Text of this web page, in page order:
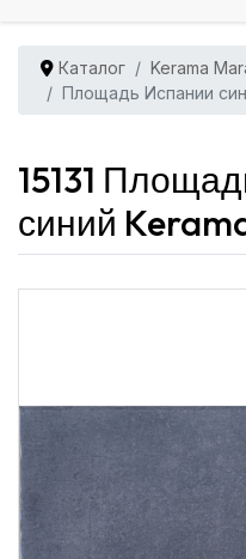
Каталог Kerama
Площадь Испании
15131
синий